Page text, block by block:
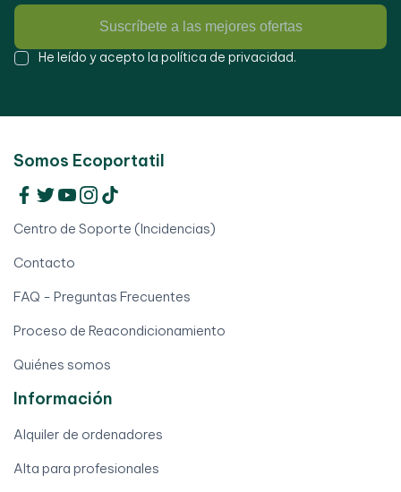
Suscríbete a las mejores ofertas
He leído y acepto la política de privacidad.
Somos Ecoportatil
Centro de Soporte (Incidencias)
Contacto
FAQ - Preguntas Frecuentes
Proceso de Reacondicionamiento
Quiénes somos
Información
Alquiler de ordenadores
Alta para profesionales